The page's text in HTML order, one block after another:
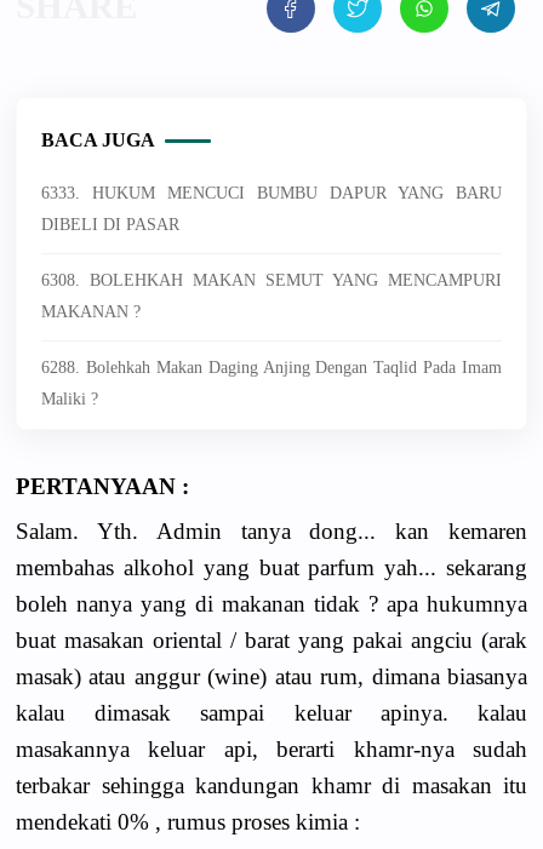
BACA JUGA
6333. HUKUM MENCUCI BUMBU DAPUR YANG BARU
DIBELI DI PASAR
6308. BOLEHKAH MAKAN SEMUT YANG MENCAMPURI
MAKANAN ?
6288. Bolehkah Makan Daging Anjing Dengan Taqlid Pada Imam
Maliki ?
PERTANYAAN :
Salam. Yth. Admin tanya dong... kan kemaren
membahas alkohol yang buat parfum yah... sekarang
boleh nanya yang di makanan tidak ? apa hukumnya
buat masakan oriental / barat yang pakai angciu (arak
masak) atau anggur (wine) atau rum, dimana biasanya
kalau dimasak sampai keluar apinya. kalau
masakannya keluar api, berarti khamr-nya sudah
terbakar sehingga kandungan khamr di masakan itu
mendekati 0% , rumus proses kimia :